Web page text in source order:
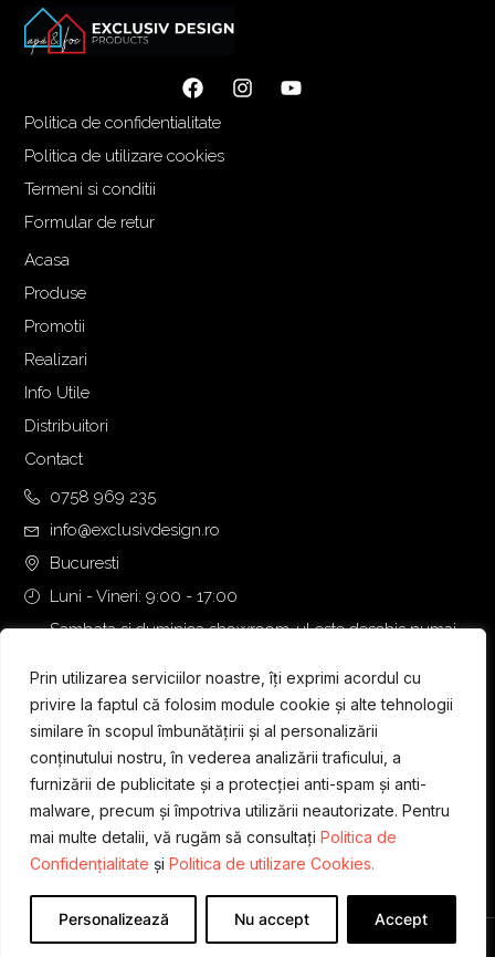
Prin utilizarea serviciilor noastre, îți exprimi acordul cu
privire la faptul că folosim module cookie și alte tehnologii
similare în scopul îmbunătățirii și al personalizării
conținutului nostru, în vederea analizării traficului, a
furnizării de publicitate și a protecției anti-spam și anti-
malware, precum și împotriva utilizării neautorizate. Pentru
mai multe detalii, vă rugăm să consultați Politica de
Confidențialitate și Politica de utilizare Cookies.
Personalizează Nu accept Accept
Politica de confidentialitate
Politica de utilizare cookies
Termeni si conditii
Formular de retur
Acasa
Produse
Promotii
Realizari
Info Utile
Distribuitori
Contact
0758 969 235
info@exclusivdesign.ro
Bucuresti
Luni - Vineri: 9:00 - 17:00
Sambata si duminica showroom-ul este deschis numai
Designed & Developed byWEDEV IT